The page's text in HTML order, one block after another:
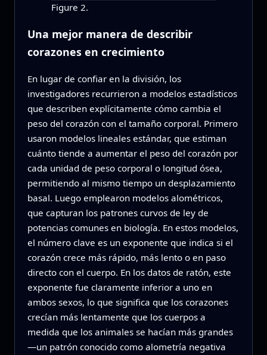
Figure 2.
Una mejor manera de describir
corazones en crecimiento
En lugar de confiar en la división, los
investigadores recurrieron a modelos estadísticos
que describen explícitamente cómo cambia el
peso del corazón con el tamaño corporal. Primero
usaron modelos lineales estándar, que estiman
cuánto tiende a aumentar el peso del corazón por
cada unidad de peso corporal o longitud ósea,
permitiendo al mismo tiempo un desplazamiento
basal. Luego emplearon modelos alométricos,
que capturan los patrones curvos de ley de
potencias comunes en biología. En estos modelos,
el número clave es un exponente que indica si el
corazón crece más rápido, más lento o en paso
directo con el cuerpo. En los datos de ratón, este
exponente fue claramente inferior a uno en
ambos sexos, lo que significa que los corazones
crecían más lentamente que los cuerpos a
medida que los animales se hacían más grandes
—un patrón conocido como alometría negativa